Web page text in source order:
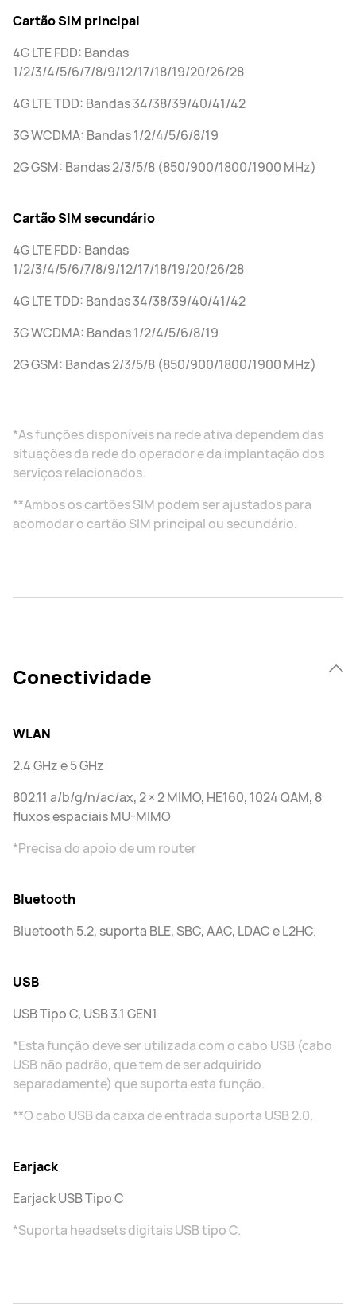
Cartão SIM principal
4G LTE FDD: Bandas
1/2/3/4/5/6/7/8/9/12/17/18/19/20/26/28
4G LTE TDD: Bandas 34/38/39/40/41/42
3G WCDMA: Bandas 1/2/4/5/6/8/19
2G GSM: Bandas 2/3/5/8 (850/900/1800/1900 MHz)
Cartão SIM secundário
4G LTE FDD: Bandas
1/2/3/4/5/6/7/8/9/12/17/18/19/20/26/28
4G LTE TDD: Bandas 34/38/39/40/41/42
3G WCDMA: Bandas 1/2/4/5/6/8/19
2G GSM: Bandas 2/3/5/8 (850/900/1800/1900 MHz)
*As funções disponíveis na rede ativa dependem das
situações da rede do operador e da implantação dos
serviços relacionados.
**Ambos os cartões SIM podem ser ajustados para
acomodar o cartão SIM principal ou secundário.
Conectividade
WLAN
2.4 GHz e 5 GHz
802.11 a/b/g/n/ac/ax, 2 × 2 MIMO, HE160, 1024 QAM, 8
fluxos espaciais MU-MIMO
*Precisa do apoio de um router
Bluetooth
Bluetooth 5.2, suporta BLE, SBC, AAC, LDAC e L2HC.
USB
USB Tipo C, USB 3.1 GEN1
*Esta função deve ser utilizada com o cabo USB (cabo
USB não padrão, que tem de ser adquirido
separadamente) que suporta esta função.
**O cabo USB da caixa de entrada suporta USB 2.0.
Earjack
Earjack USB Tipo C
*Suporta headsets digitais USB tipo C.